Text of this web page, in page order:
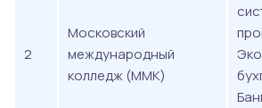
2
Московский
международный
колледж (ММК)